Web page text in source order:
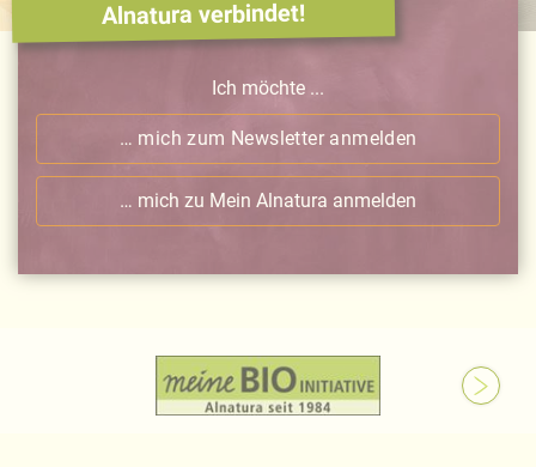
Alnatura verbindet!
Ich möchte ...
… mich zum Newsletter anmelden
… mich zu Mein Alnatura anmelden